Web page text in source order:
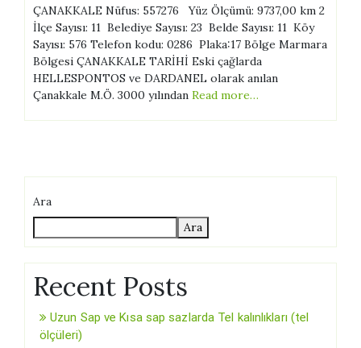
ÇANAKKALE Nüfus: 557276 Yüz Ölçümü: 9737,00 km 2
İlçe Sayısı: 11 Belediye Sayısı: 23 Belde Sayısı: 11 Köy
Sayısı: 576 Telefon kodu: 0286 Plaka:17 Bölge Marmara
Bölgesi ÇANAKKALE TARİHİ Eski çağlarda
HELLESPONTOS ve DARDANEL olarak anılan
Çanakkale M.Ö. 3000 yılından Read more…
Ara
Ara
Recent Posts
Uzun Sap ve Kısa sap sazlarda Tel kalınlıkları (tel
ölçüleri)